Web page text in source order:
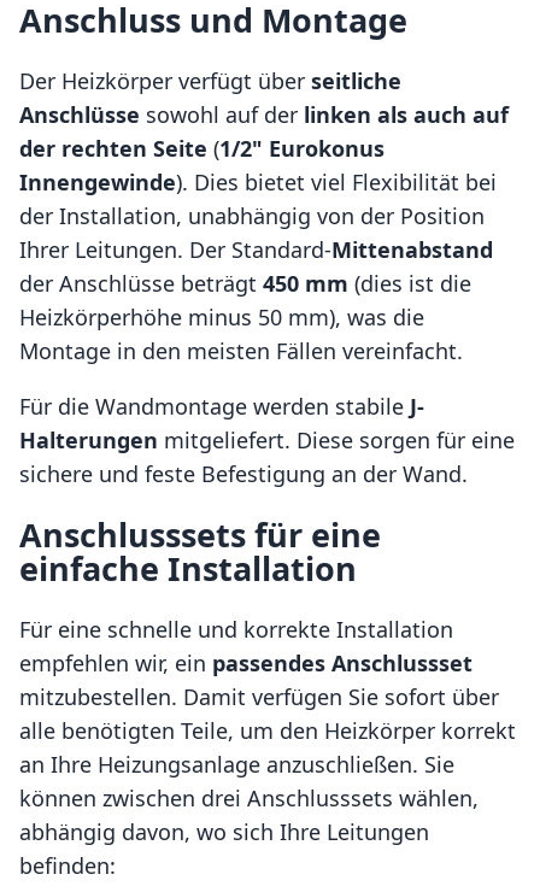
Anschluss und Montage
Der Heizkörper verfügt über seitliche
Anschlüsse sowohl auf der linken als auch auf
der rechten Seite (1/2" Eurokonus
Innengewinde). Dies bietet viel Flexibilität bei
der Installation, unabhängig von der Position
Ihrer Leitungen. Der Standard-Mittenabstand
der Anschlüsse beträgt 450 mm (dies ist die
Heizkörperhöhe minus 50 mm), was die
Montage in den meisten Fällen vereinfacht.
Für die Wandmontage werden stabile J-
Halterungen mitgeliefert. Diese sorgen für eine
sichere und feste Befestigung an der Wand.
Anschlusssets für eine
einfache Installation
Für eine schnelle und korrekte Installation
empfehlen wir, ein passendes Anschlussset
mitzubestellen. Damit verfügen Sie sofort über
alle benötigten Teile, um den Heizkörper korrekt
an Ihre Heizungsanlage anzuschließen. Sie
können zwischen drei Anschlusssets wählen,
abhängig davon, wo sich Ihre Leitungen
befinden: